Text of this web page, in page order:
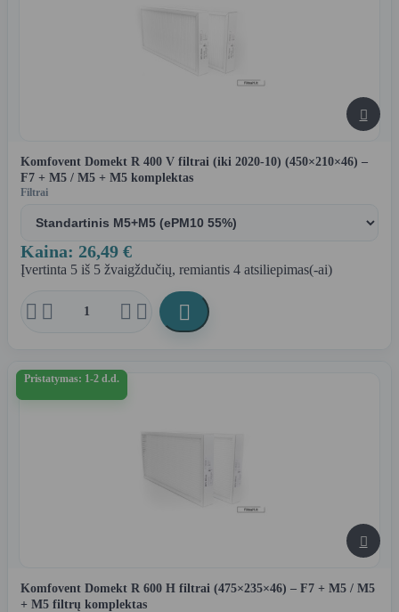

Komfovent Domekt R 400 V filtrai (iki 2020-10) (450×210×46) –
F7 + M5 / M5 + M5 komplektas
Filtrai
Kaina: 26,49 €
Įvertinta 5 iš 5 žvaigždučių, remiantis 4 atsiliepimas(-ai)
    
Pristatymas: 1-2 d.d.

Komfovent Domekt R 600 H filtrai (475×235×46) – F7 + M5 / M5
+ M5 filtrų komplektas